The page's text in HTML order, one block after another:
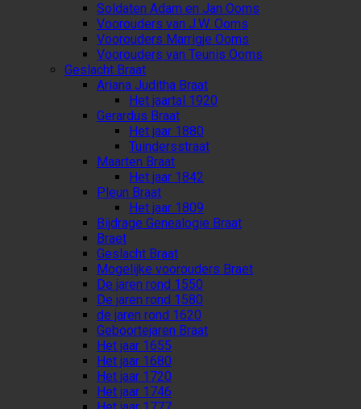
Soldaten Adam en Jan Ooms
Voorouders van J.W. Ooms
Voorouders Marrigje Ooms
Voorouders van Teunis Ooms
Geslacht Braat
Ariana Juditha Braat
Het jaartal 1920
Gerardus Braat
Het jaar 1880
Tuindersstraat
Maarten Braat
Het jaar 1842
Pleun Braat
Het jaar 1809
Bijdrage Genealogie Braat
Braet
Geslacht Braat
Mogelijke voorouders Braet
De jaren rond 1550
De jaren rond 1580
de jaren rond 1620
Geboortejaren Braat
Het jaar 1655
Het jaar 1680
Het jaar 1720
Het jaar 1746